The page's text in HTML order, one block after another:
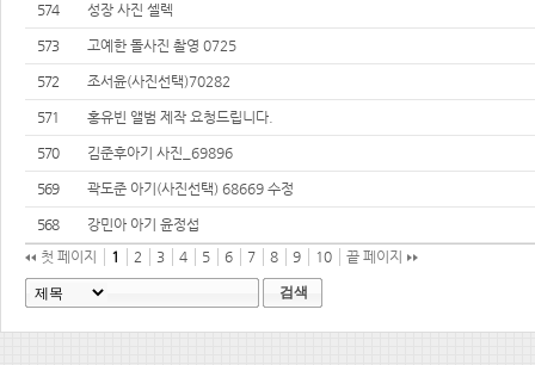
574 성장 사진 셀렉
573 고예한 돌사진 촬영 0725
572 조서윤(사진선택)70282
571 홍유빈 앨범 제작 요청드립니다.
570 김준후아기 사진_69896
569 곽도준 아기(사진선택) 68669 수정
568
강민아 아기 윤정섭
첫 페이지
1 2 3 4 5 6 7 8 9 10 끝 페이지
검색